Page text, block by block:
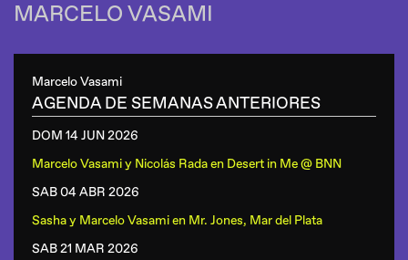
MARCELO VASAMI
Marcelo Vasami
AGENDA DE SEMANAS ANTERIORES
DOM 14 JUN2026
Marcelo Vasami y Nicolás Radaen Desert in Me @ BNN
SAB 04 ABR 2026
Sasha y Marcelo Vasamien Mr. Jones, Mar del Plata
SAB 21 MAR 2026